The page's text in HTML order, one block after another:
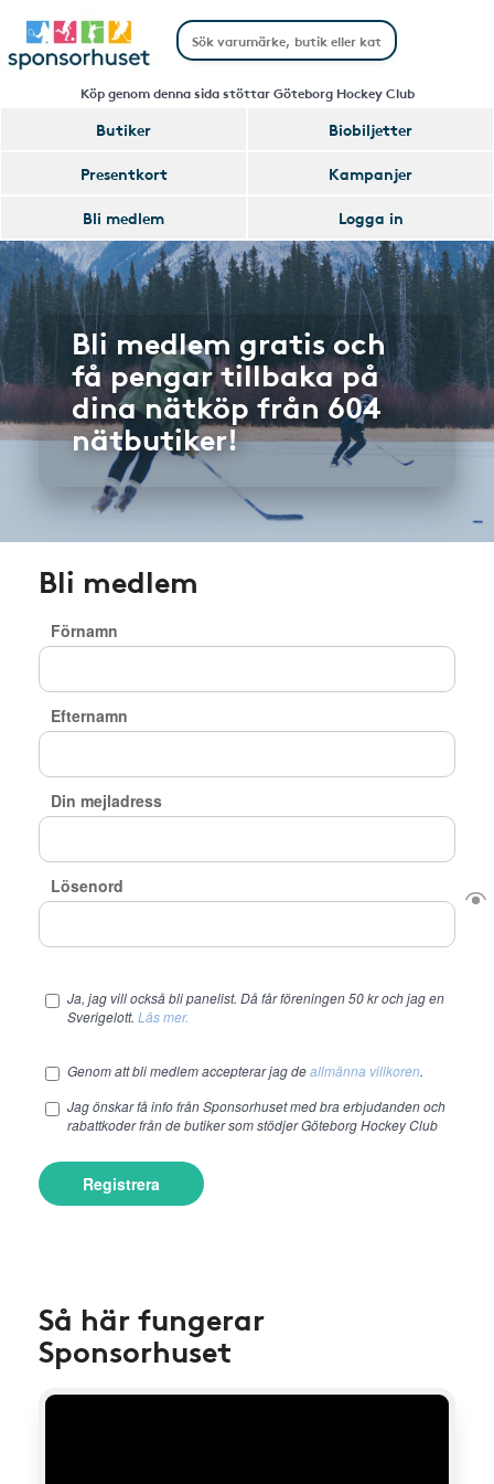
Köp genom denna sida stöttar Göteborg Hockey Club
Butiker
Biobiljetter
Presentkort
Kampanjer
Bli medlem
Logga in
Bli medlem gratis och
få pengar tillbaka på
dina nätköp från 604
nätbutiker!
Bli medlem
Förnamn
Efternamn
Din mejladress
Lösenord
Ja, jag vill också bli panelist. Då får föreningen 50 kr och jag en
Sverigelott. Läs mer.
Genom att bli medlem accepterar jag deallmänna villkoren.
Jag önskar få info från Sponsorhuset med bra erbjudanden och
rabattkoder från de butiker som stödjer Göteborg Hockey Club
Registrera
Så här fungerar
Sponsorhuset